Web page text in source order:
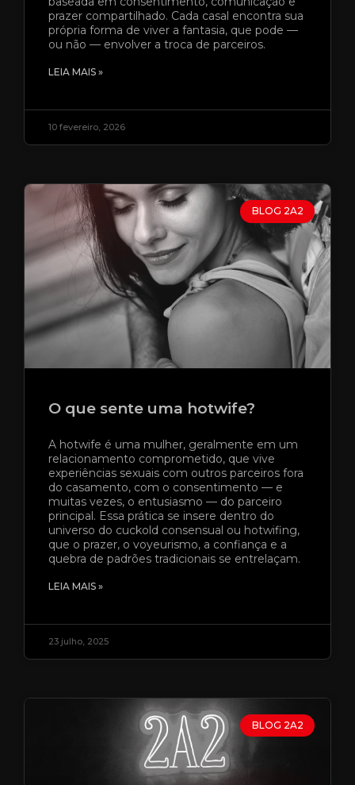
prazer compartilhado. Cada casal encontra sua
própria forma de viver a fantasia, que pode —
ou não — envolver a troca de parceiros.
LEIA MAIS »
10 fevereiro, 2026
BLOG 2A2
O que sente uma hotwife?
A hotwife é uma mulher, geralmente em um
relacionamento comprometido, que vive
experiências sexuais com outros parceiros fora
do casamento, com o consentimento — e
muitas vezes, o entusiasmo — do parceiro
principal. Essa prática se insere dentro do
universo do cuckold consensual ou hotwifing,
que o prazer, o voyeurismo, a confiança e a
quebra de padrões tradicionais se entrelaçam.
LEIA MAIS »
23 julho, 2025
BLOG 2A2